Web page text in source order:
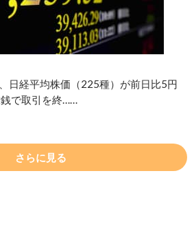
日経平均株価（225種）が前日比5円
で取引を終……
さらに見る